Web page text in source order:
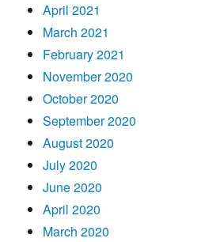
April 2021
March 2021
February 2021
November 2020
October 2020
September 2020
August 2020
July 2020
June 2020
April 2020
March 2020